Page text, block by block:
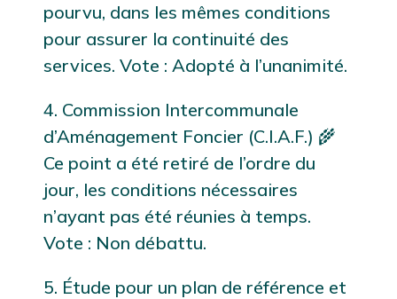
pourvu, dans les mêmes conditions
pour assurer la continuité des
services. Vote : Adopté à l’unanimité.
4. Commission Intercommunale
d’Aménagement Foncier (C.I.A.F.) 🌾
Ce point a été retiré de l’ordre du
jour, les conditions nécessaires
n’ayant pas été réunies à temps.
Vote : Non débattu.
5. Étude pour un plan de référence et